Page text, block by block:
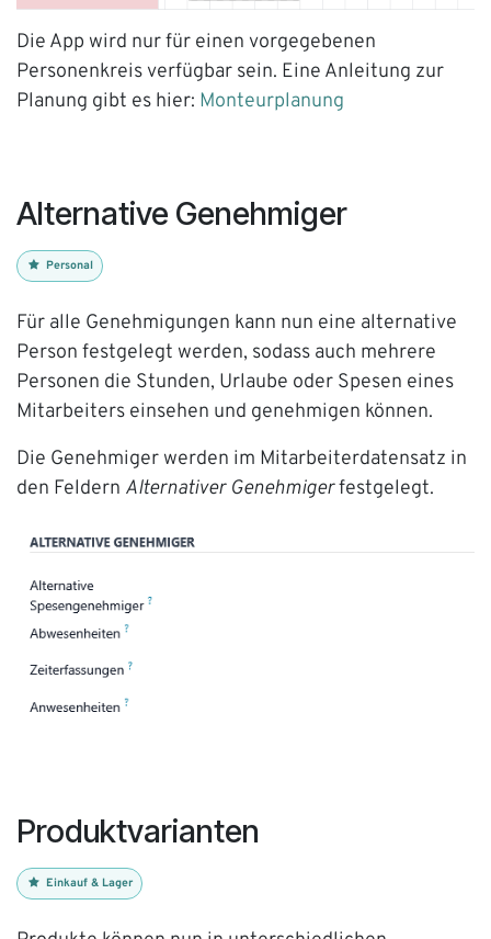
Die App wird nur für einen vorgegebenen
Personenkreis verfügbar sein. Eine Anleitung zur
Planung gibt es hier: Monteurplanung
Alternative Genehmiger
Personal
Für alle Genehmigungen kann nun eine alternative
Person festgelegt werden, sodass auch mehrere
Personen die Stunden, Urlaube oder Spesen eines
Mitarbeiters einsehen und genehmigen können.
Die Genehmiger werden im Mitarbeiterdatensatz in
den Feldern Alternativer Genehmigerfestgelegt.
Produktvarianten
Einkauf & Lager